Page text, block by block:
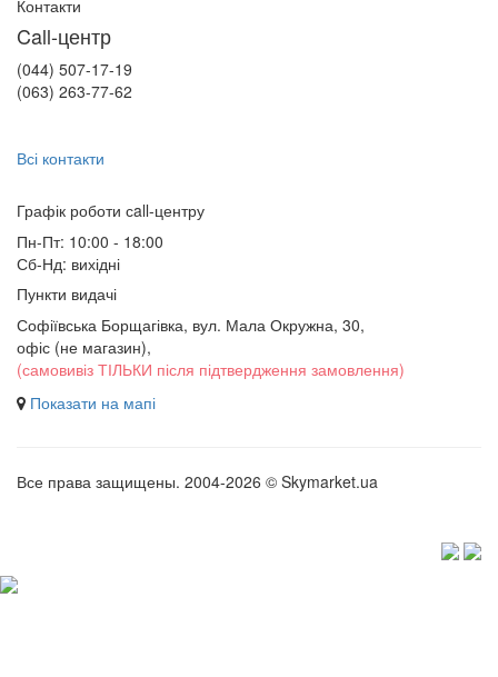
Контакти
Call-центр
(044) 507-17-19
(063) 263-77-62
Всі контакти
Графік роботи сall-центру
Пн-Пт: 10:00 - 18:00
Сб-Нд: вихідні
Пункти видачі
Софіївська Борщагівка, вул. Мала Окружна, 30,
офіс (не магазин),
(самовивіз ТІЛЬКИ після підтвердження замовлення)
Показати на мапі
Все права защищены. 2004-2026 © Skymarket.ua